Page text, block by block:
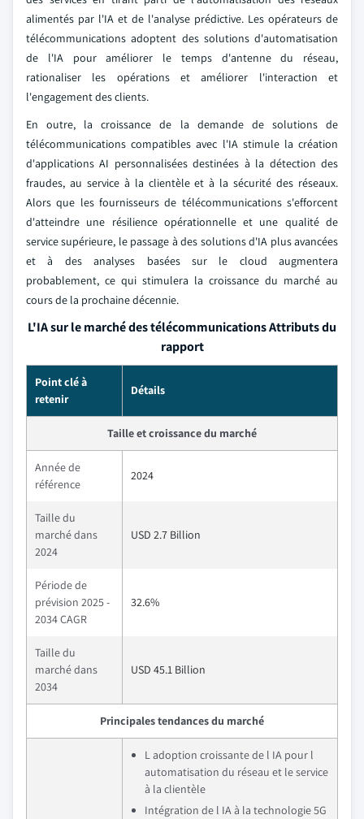
alimentés par l'IA et de l'analyse prédictive. Les opérateurs de
télécommunications adoptent des solutions d'automatisation
de l'IA pour améliorer le temps d'antenne du réseau,
rationaliser les opérations et améliorer l'interaction et
l'engagement des clients.
En outre, la croissance de la demande de solutions de
télécommunications compatibles avec l'IA stimule la création
d'applications AI personnalisées destinées à la détection des
fraudes, au service à la clientèle et à la sécurité des réseaux.
Alors que les fournisseurs de télécommunications s'efforcent
d'atteindre une résilience opérationnelle et une qualité de
service supérieure, le passage à des solutions d'IA plus avancées
et à des analyses basées sur le cloud augmentera
probablement, ce qui stimulera la croissance du marché au
cours de la prochaine décennie.
L'IA sur le marché des télécommunications Attributs du
rapport
Point clé à
retenir
Détails
Taille et croissance du marché
Année de
référence
2024
Taille du
marché dans
2024
USD 2.7 Billion
Période de
prévision 2025 -
2034 CAGR
32.6%
Taille du
marché dans
2034
USD 45.1 Billion
Principales tendances du marché
L adoption croissante de l IA pour l
automatisation du réseau et le service
à la clientèle
Intégration de l IA à la technologie 5G